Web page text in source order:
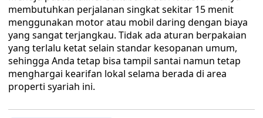
membutuhkan perjalanan singkat sekitar 15 menit
menggunakan motor atau mobil daring dengan biaya
yang sangat terjangkau. Tidak ada aturan berpakaian
yang terlalu ketat selain standar kesopanan umum,
sehingga Anda tetap bisa tampil santai namun tetap
menghargai kearifan lokal selama berada di area
properti syariah ini.